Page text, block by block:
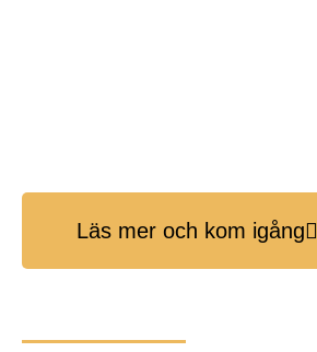
Läs mer och kom igång